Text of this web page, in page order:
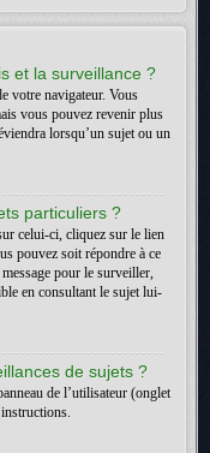
et la surveillance ?
votre navigateur. Vous
vous pouvez revenir plus
lorsqu’un sujet ou un
particuliers ?
celui-ci, cliquez sur le lien
pouvez soit répondre à ce
pour le surveiller,
en consultant le sujet lui-
de sujets ?
de l’utilisateur (onglet